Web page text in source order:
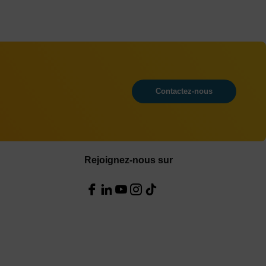
Contactez-nous
Rejoignez-nous sur